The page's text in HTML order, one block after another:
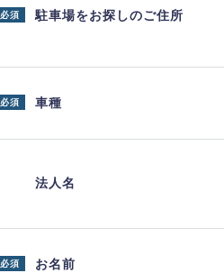
駐車場をお探しのご住所
必須
車種
必須
法人名
お名前
必須